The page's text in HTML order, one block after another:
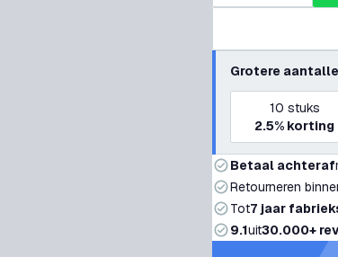
Grotere
10 stuks
2.5% korting
Betaal achteraf
Retourneren
Tot7 jaar
9.1uit30.000+